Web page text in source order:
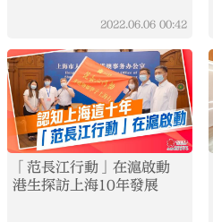
2022.06.06 00:42
「范長江行動」在滬啟動
港生探訪上海10年發展